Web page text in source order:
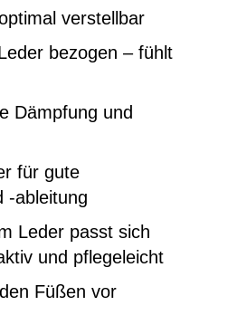
verstellbar
bezogen – fühlt
Dämpfung und
für gute
-ableitung
Leder passt sich
und pflegeleicht
Füßen vor